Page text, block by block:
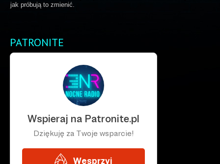
jak próbują to zmienić.
PATRONITE